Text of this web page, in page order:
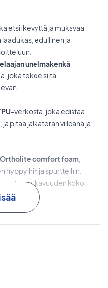
etsii kevyttä ja mukavaa
edullinen ja
unelmakenkä
joka tekee siitä
-verkosta, joka edistää
pitää jalkaterän viileänä ja
Ortholite comfort foam
hyppyihin ja spurtteihin.
extra mukavuuden koko
olosi niissä aina hyvin
kengät - huippuluokan